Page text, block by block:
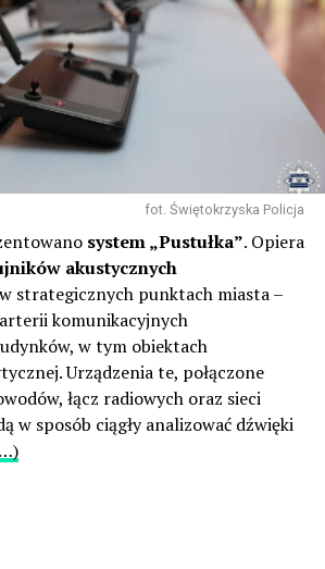
fot. Świętokrzyska Policja
system „Pustułka”. Opiera
akustycznych
strategicznych punktach miasta –
komunikacyjnych
w tym obiektach
Urządzenia te, połączone
łącz radiowych oraz sieci
w sposób ciągły analizować dźwięki